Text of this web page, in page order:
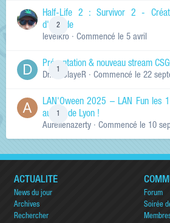
2
Half-Life 2 : Survivor 2 -
d'arcade
levelkro · Commencé le 5 avril
Présentation & nouveau stream
Dr.KinSlayeR · Commencé le 22
LAN'Oween 2025 – LAN Fun les
au sud de Lyon !
Aurelienazerty · Commencé le 10
ACTUALITÉ
News du jour
Archives
Rechercher
Forum
Soirée